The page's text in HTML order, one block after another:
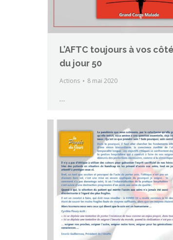
L’AFTC toujours à vos
du jour 50
Actions 8 mai 2020
…